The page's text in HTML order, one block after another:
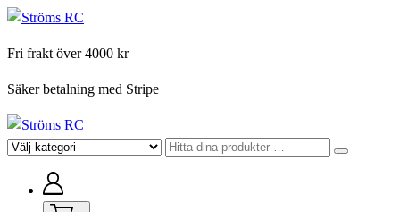
Hoppa
innehåll
Fri frakt över 4000 kr
Säker betalning med Stripe
För din hobby